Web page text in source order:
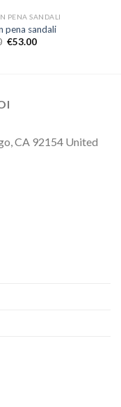
PENA SANDALI
pena sandali
€53.00
CA 92154 United